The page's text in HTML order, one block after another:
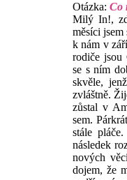
Otázka: Co
Milý In!,
měsíci jsem
k nám v
rodiče jsou
se s ním
skvěle,
zvláštně.
zůstal v
sem.
stále
následek
nových
dojem, že